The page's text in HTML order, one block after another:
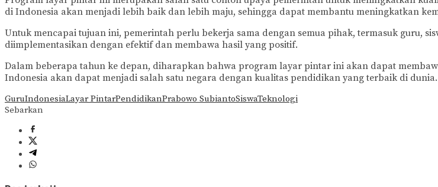
di Indonesia akan menjadi lebih baik dan lebih maju, sehingga dapat membantu meningkatkan
Untuk mencapai tujuan ini, pemerintah perlu bekerja sama dengan semua pihak, termasuk guru,
diimplementasikan dengan efektif dan membawa hasil yang positif.
Dalam beberapa tahun ke depan, diharapkan bahwa program layar pintar ini akan dapat
Indonesia akan dapat menjadi salah satu negara dengan kualitas pendidikan yang terbaik di dunia.
GuruIndonesiaLayar PintarPendidikanPrabowo SubiantoSiswaTeknologi
Sebarkan